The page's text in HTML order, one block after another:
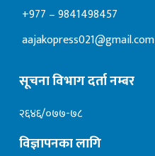
+977 – 9841498457
aajakopress021@gmail.com
सूचना विभाग दर्ता नम्बर
२६४६/०७७-७८
विज्ञापनका लागि